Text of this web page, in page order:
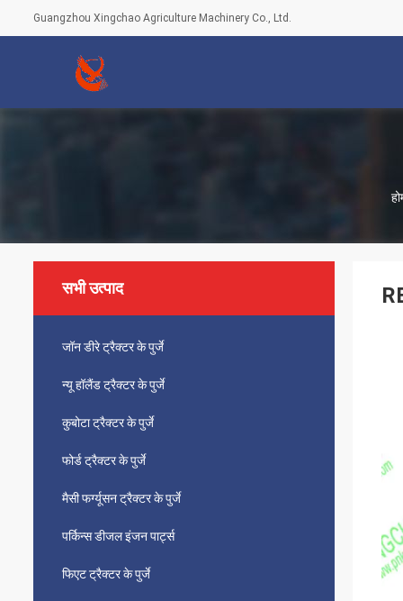
Guangzhou Xingchao Agriculture Machinery Co., Ltd.
सभी उत्पाद
जॉन डीरे ट्रैक्टर के पुर्जे
न्यू हॉलैंड ट्रैक्टर के पुर्जे
कुबोटा ट्रैक्टर के पुर्जे
फोर्ड ट्रैक्टर के पुर्जे
मैसी फर्ग्यूसन ट्रैक्टर के पुर्जे
पर्किन्स डीजल इंजन पार्ट्स
फिएट ट्रैक्टर के पुर्जे